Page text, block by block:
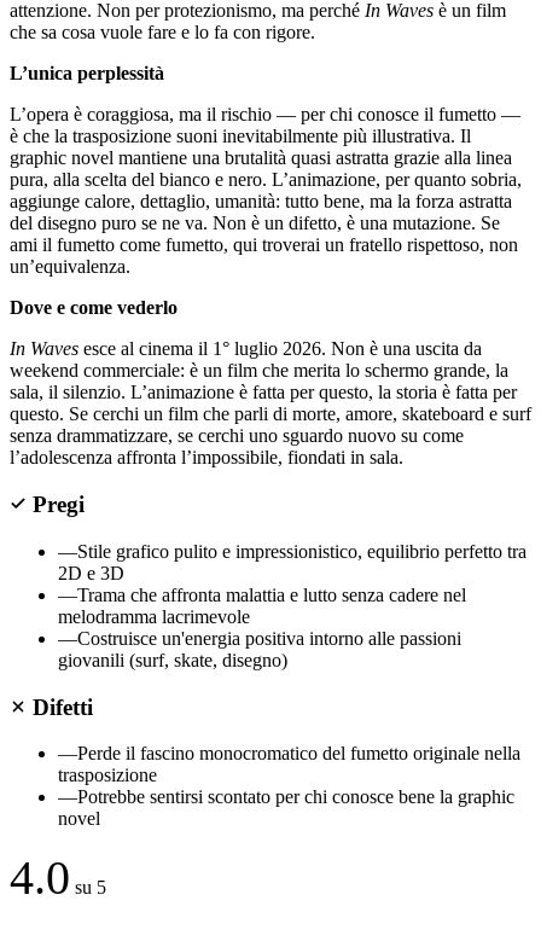
attenzione. Non per protezionismo, ma perché In Waves è un film
che sa cosa vuole fare e lo fa con rigore.
L’unica perplessità
L’opera è coraggiosa, ma il rischio — per chi conosce il fumetto —
è che la trasposizione suoni inevitabilmente più illustrativa. Il
graphic novel mantiene una brutalità quasi astratta grazie alla linea
pura, alla scelta del bianco e nero. L’animazione, per quanto sobria,
aggiunge calore, dettaglio, umanità: tutto bene, ma la forza astratta
del disegno puro se ne va. Non è un difetto, è una mutazione. Se
ami il fumetto come fumetto, qui troverai un fratello rispettoso, non
un’equivalenza.
Dove e come vederlo
In Waves esce al cinema il 1° luglio 2026. Non è una uscita da
weekend commerciale: è un film che merita lo schermo grande, la
sala, il silenzio. L’animazione è fatta per questo, la storia è fatta per
questo. Se cerchi un film che parli di morte, amore, skateboard e surf
senza drammatizzare, se cerchi uno sguardo nuovo su come
l’adolescenza affronta l’impossibile, fiondati in sala.
Pregi
—Stile grafico pulito e impressionistico, equilibrio perfetto tra
2D e 3D
—Trama che affronta malattia e lutto senza cadere nel
melodramma lacrimevole
—Costruisce un'energia positiva intorno alle passioni
giovanili (surf, skate, disegno)
Difetti
—Perde il fascino monocromatico del fumetto originale nella
trasposizione
—Potrebbe sentirsi scontato per chi conosce bene la graphic
novel
4.0 su 5